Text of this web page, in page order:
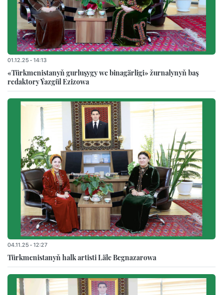
01.12.25 - 14:13
«Türkmenistanyň gurluşygy we binagärligi» žurnalynyň baş
redaktory Ýazgül Ezizowa
04.11.25 - 12:27
Türkmenistanyň halk artisti Läle Begnazarowa